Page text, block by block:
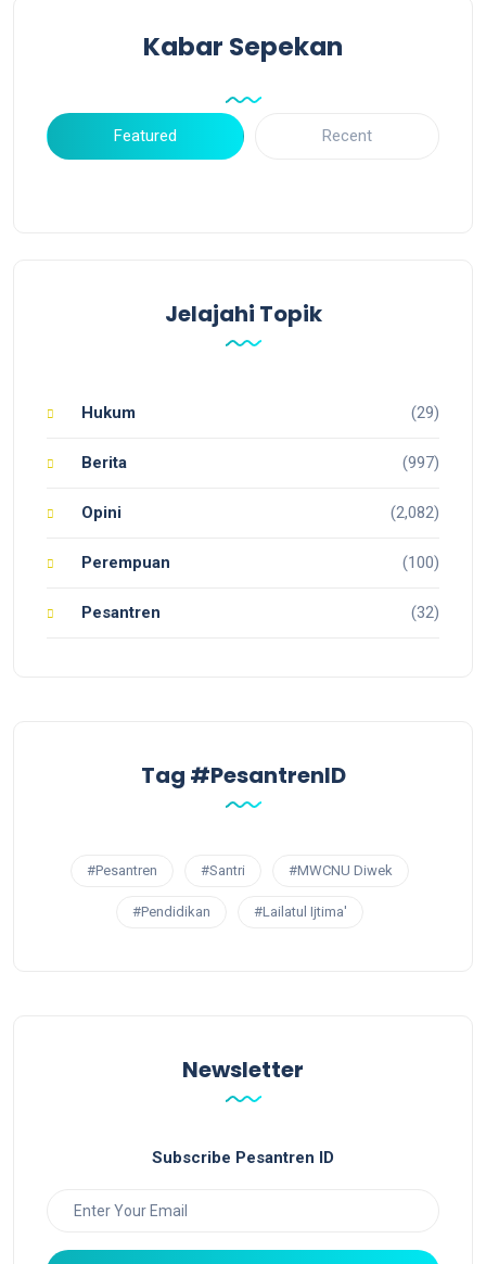
Kabar Sepekan
Featured Recent
Jelajahi Topik
Hukum (29)
Berita (997)
Opini (2,082)
Perempuan (100)
Pesantren (32)
Tag #PesantrenID
#Pesantren #Santri #MWCNU Diwek
#Pendidikan #Lailatul Ijtima'
Newsletter
Subscribe Pesantren ID